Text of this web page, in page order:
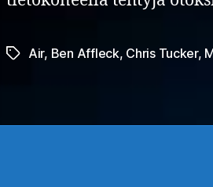
Avainsanat
Air, Ben Affleck, Chris Tucker,